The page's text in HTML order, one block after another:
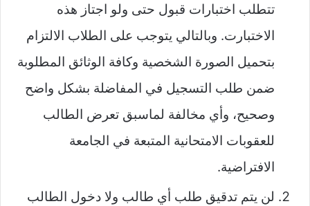
تتطلب اختبارات قبول حتى ولو اجتاز هذه
الاختبارت. وبالتالي يتوجب على الطلاب الالتزام
بتحميل الصورة الشخصية وكافة الوثائق المطلوبة
ضمن طلب التسجيل في المفاضلة بشكل واضح
وصحيح، وأي مخالفة لماسبق تعرض الطالب
للعقوبات الامتحانية المتبعة في الجامعة
الافتراضية.
لن يتم تدقيق طلب أي طالب ولا دخول الطالب